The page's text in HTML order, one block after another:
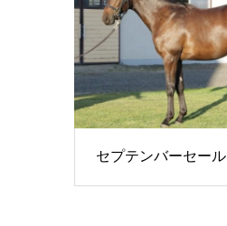
セプテンバーセール